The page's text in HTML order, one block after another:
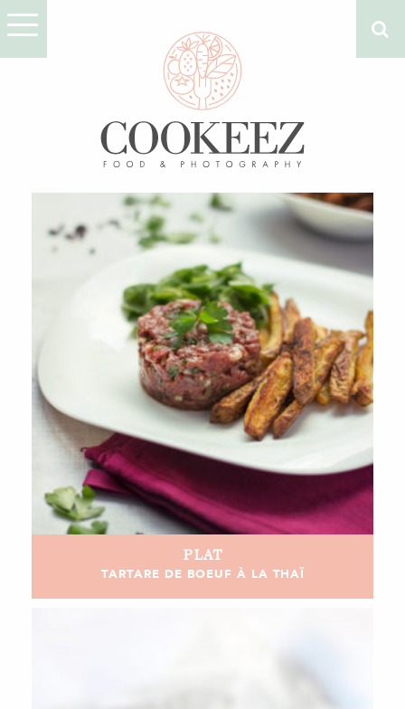
PLAT
TARTARE DE BOEUF À LA THAÏ